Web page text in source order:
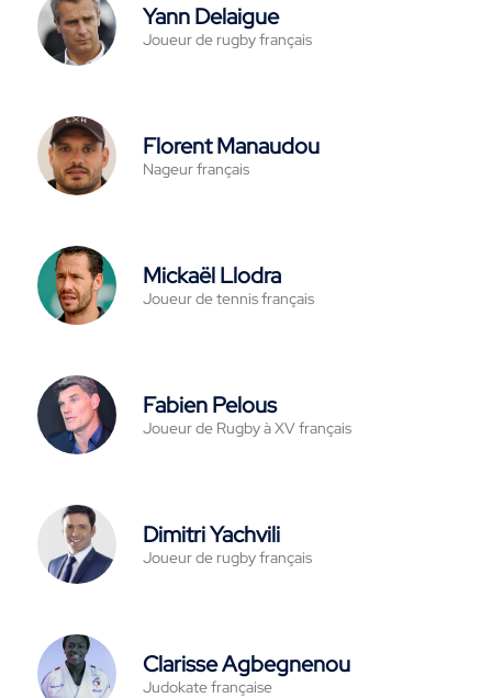
Yann Delaigue
Joueur de rugby français
Florent Manaudou
Nageur français
Mickaël Llodra
Joueur de tennis français
Fabien Pelous
Joueur de Rugby à XV français
Dimitri Yachvili
Joueur de rugby français
Clarisse Agbegnenou
Judokate française